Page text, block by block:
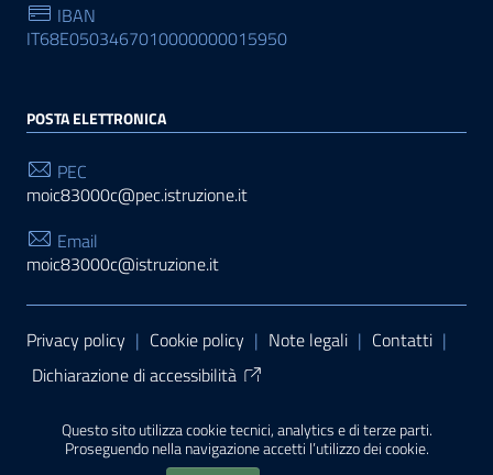
Questo sito utilizza cookie tecnici, analytics e di terze parti.
Proseguendo nella navigazione accetti l’utilizzo dei cookie.
IBAN
IT68E0503467010000000015950
POSTA ELETTRONICA
PEC
moic83000c@pec.istruzione.it
Email
moic83000c@istruzione.it
Sezione Link Utili
Privacy policy | Cookie policy | Note legali | Contatti |
Dichiarazione di accessibilità
PA di AgID
| Realizzato con WordPress
da